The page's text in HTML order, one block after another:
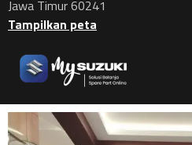
Jawa Timur 60241
Tampilkan peta